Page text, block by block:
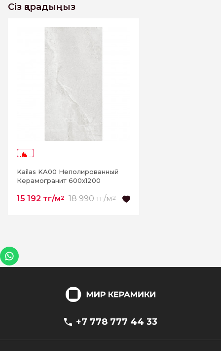
Сіз қарадыңыз
Kailas KA00 Неполированный
Керамогранит 600x1200
15 192 тг/м2 18 990 тг/м2
+7 778 777 44 33